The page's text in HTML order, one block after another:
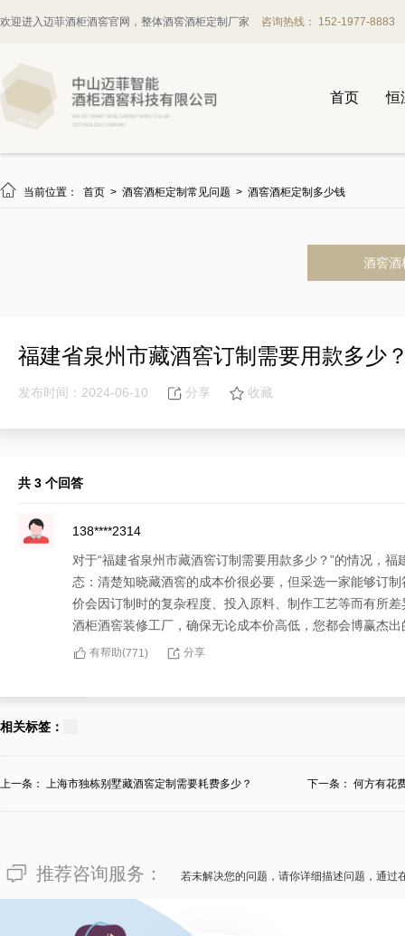
欢迎进入迈菲酒柜酒窖官网，整体酒窖酒柜定制厂家 咨询热线： 152-1977-8883
首页 恒
 当前位置： 首页 > 酒窖酒柜定制常见问题 > 酒窖酒柜定制多少钱
酒窖酒
福建省泉州市藏酒窖订制需要用款多少
发布时间：2024-06-10 分享 收藏
共 3 个回答
138****2314
对于“福建省泉州市藏酒窖订制需要用款多少？”的情况，
态：清楚知晓藏酒窖的成本价很必要，但采选一家能够订
价会因订制时的复杂程度、投入原料、制作工艺等而有所
酒柜酒窖装修工厂，确保无论成本价高低，您都会博赢杰
有帮助(771 ) 分享
177****1178
像“福建省泉州市藏酒窖订制需要用款多少？”这种情况，
幻，一般在10000到150000不等。倘若您想要体会成本价
相关标签：
上一条： 上海市独栋别墅藏酒窖定制需要耗费多少？ 下一条： 何方有花
推荐咨询服务： 若未解决您的问题，请你详细描述问题，通过